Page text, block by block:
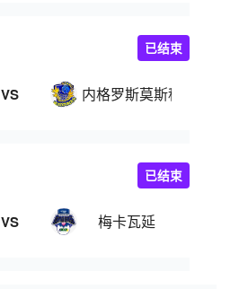
VS 内格罗斯莫斯科瓦多斯
已结束
VS 梅卡瓦延
已结束